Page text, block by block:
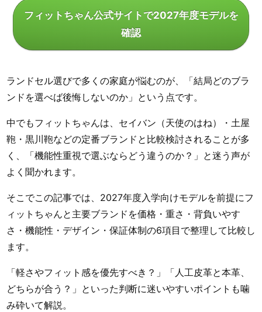
フィットちゃん公式サイトで2027年度モデルを
確認
ランドセル選びで多くの家庭が悩むのが、「結局どのブラ
ンドを選べば後悔しないのか」という点です。
中でもフィットちゃんは、セイバン（天使のはね）・土屋
鞄・黒川鞄などの定番ブランドと比較検討されることが多
く、「機能性重視で選ぶならどう違うのか？」と迷う声が
よく聞かれます。
そこでこの記事では、2027年度入学向けモデルを前提にフ
ィットちゃんと主要ブランドを価格・重さ・背負いやす
さ・機能性・デザイン・保証体制の6項目で整理して比較し
ます。
「軽さやフィット感を優先すべき？」「人工皮革と本革、
どちらが合う？」といった判断に迷いやすいポイントも噛
み砕いて解説。